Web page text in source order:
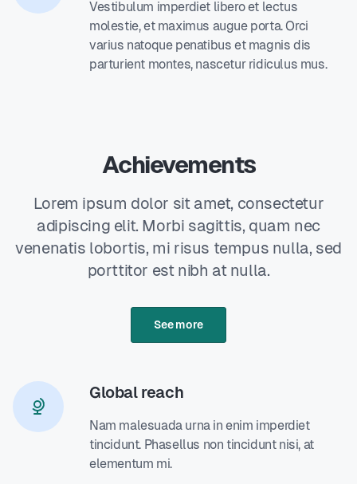
Vestibulum imperdiet libero et lectus
molestie, et maximus augue porta. Orci
varius natoque penatibus et magnis dis
parturient montes, nascetur ridiculus mus.
Achievements
Lorem ipsum dolor sit amet, consectetur
adipiscing elit. Morbi sagittis, quam nec
venenatis lobortis, mi risus tempus nulla, sed
porttitor est nibh at nulla.
See more
Global reach
Nam malesuada urna in enim imperdiet
tincidunt. Phasellus non tincidunt nisi, at
elementum mi.